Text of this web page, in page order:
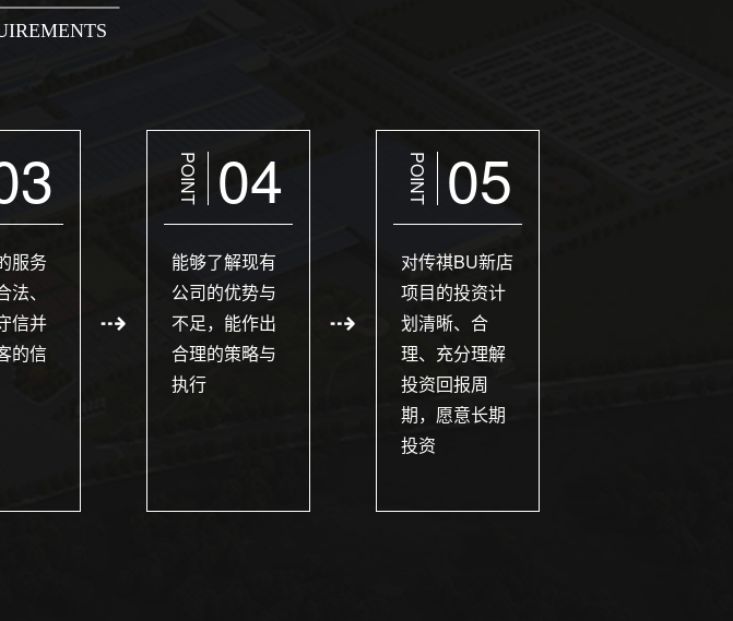
服务
、
信并
的信
POINT 04
能够了解现有
公司的优势与
不足，能作出
合理的策略与
执行
POINT 05
对传祺BU新店
项目的投资计
划清晰、合
理、充分理解
投资回报周
期，愿意长期
投资